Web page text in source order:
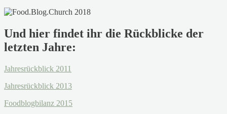
Und hier findet ihr die Rückblicke der
letzten Jahre:
Jahresrückblick 2011
Jahresrückblick 2013
Foodblogbilanz 2015